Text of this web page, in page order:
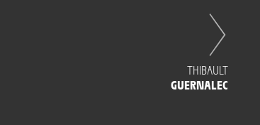
THIBAULT
GUERNALEC